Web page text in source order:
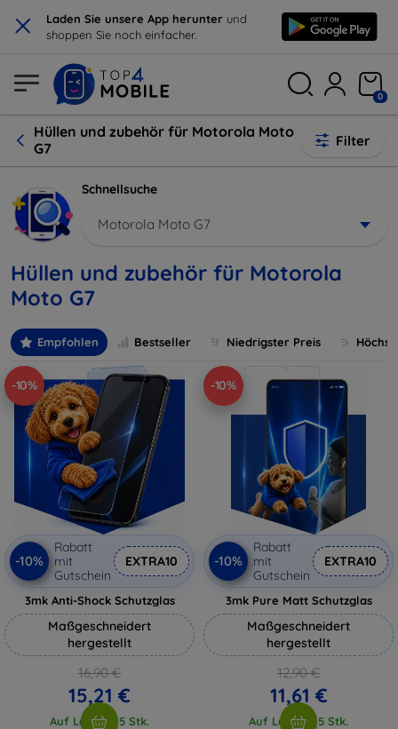
× Laden Sie unsere App herunter und
shoppen Sie noch einfacher.
0
Hüllen und zubehör für Motorola Moto
G7
Filter
Schnellsuche
Motorola Moto G7
Hüllen und zubehör für Motorola
Moto G7
Empfohlen Bestseller Niedrigster Preis
-10%
-10%
Rabatt
mit
Gutschein
EXTRA10
3mk Anti-Shock Schutzglas
Maßgeschneidert
hergestellt
16,90 €
15,21 €
Auf Lager > 5 Stk.
-10%
-10%
Rabatt
mit
Gutschein
EXTRA10
3mk Pure Matt Schutzglas
Maßgeschneidert
hergestellt
12,90 €
11,61 €
Auf Lager > 5 Stk.